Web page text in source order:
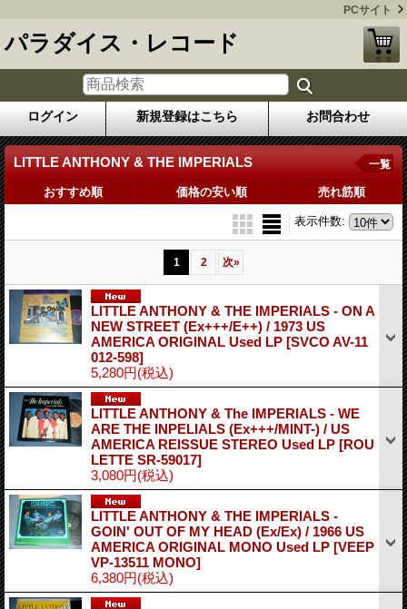
PCサイト
パラダイス・レコード
ログイン 新規登録はこちら お問合わせ
LITTLE ANTHONY & THE IMPERIALS 一覧
おすすめ順 価格の安い順 売れ筋順
表示件数:
1 2 次»
LITTLE ANTHONY & THE IMPERIALS - ON A
NEW STREET (Ex+++/E++) / 1973 US
AMERICA ORIGINAL Used LP [SVCO AV-11
012-598]
5,280円(税込)
LITTLE ANTHONY & The IMPERIALS - WE
ARE THE INPELIALS (Ex+++/MINT-) / US
AMERICA REISSUE STEREO Used LP [ROU
LETTE SR-59017]
3,080円(税込)
LITTLE ANTHONY & THE IMPERIALS -
GOIN' OUT OF MY HEAD (Ex/Ex) / 1966 US
AMERICA ORIGINAL MONO Used LP [VEEP
VP-13511 MONO]
6,380円(税込)